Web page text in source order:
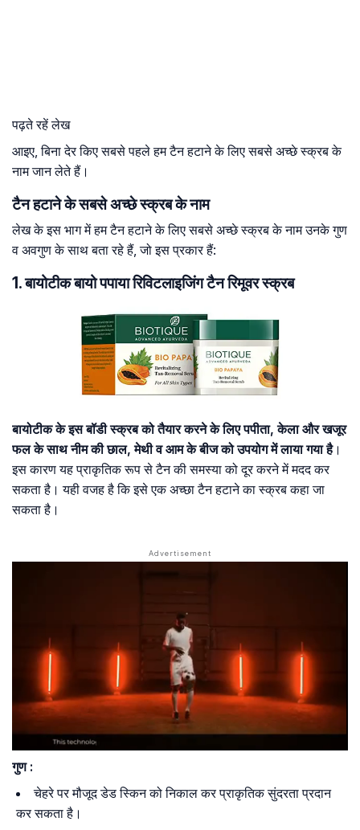
पढ़ते रहें लेख
आइए, बिना देर किए सबसे पहले हम टैन हटाने के लिए सबसे अच्छे स्क्रब के
नाम जान लेते हैं।
टैन हटाने के सबसे अच्छे स्क्रब के नाम
लेख के इस भाग में हम टैन हटाने के लिए सबसे अच्छे स्क्रब के नाम उनके गुण
व अवगुण के साथ बता रहे हैं, जो इस प्रकार हैं:
1. बायोटीक बायो पपाया रिविटलाइजिंग टैन रिमूवर स्क्रब
बायोटीक के इस बॉडी स्क्रब को तैयार करने के लिए पपीता, केला और खजूर
फल के साथ नीम की छाल, मेथी व आम के बीज को उपयोग में लाया गया है।
इस कारण यह प्राकृतिक रूप से टैन की समस्या को दूर करने में मदद कर
सकता है। यही वजह है कि इसे एक अच्छा टैन हटाने का स्‍क्रब कहा जा
सकता है।
गुण :
चेहरे पर मौजूद डेड स्किन को निकाल कर प्राकृतिक सुंदरता प्रदान
कर सकता है।